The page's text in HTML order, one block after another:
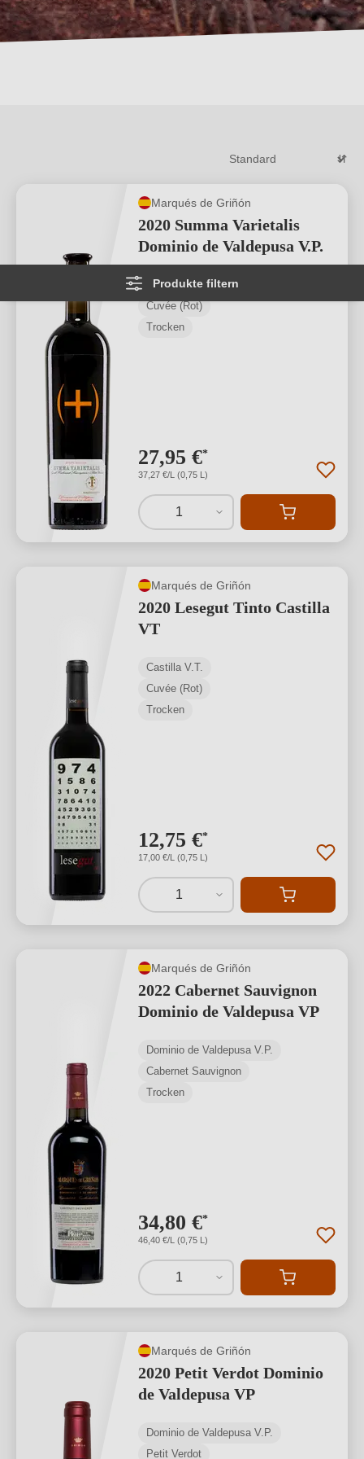
Produkte filtern
Marqués de Griñón
2020 Summa Varietalis
Dominio de Valdepusa V.P.
Dominio de Valdepusa V.P.
Cuvée (Rot)
Trocken
27,95 €*
37,27 €/L (0,75 L)
1
Marqués de Griñón
2020 Lesegut Tinto Castilla
VT
Castilla V.T.
Cuvée (Rot)
Trocken
12,75 €*
17,00 €/L (0,75 L)
1
Marqués de Griñón
2022 Cabernet Sauvignon
Dominio de Valdepusa VP
Dominio de Valdepusa V.P.
Cabernet Sauvignon
Trocken
34,80 €*
46,40 €/L (0,75 L)
1
Marqués de Griñón
2020 Petit Verdot Dominio
de Valdepusa VP
Dominio de Valdepusa V.P.
Petit Verdot